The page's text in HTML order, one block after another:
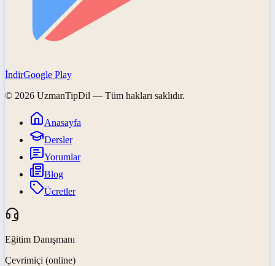
İndirGoogle Play
© 2026 UzmanTipDil — Tüm hakları saklıdır.
Anasayfa
Dersler
Yorumlar
Blog
Ücretler
Eğitim Danışmanı
Çevrimiçi (online)